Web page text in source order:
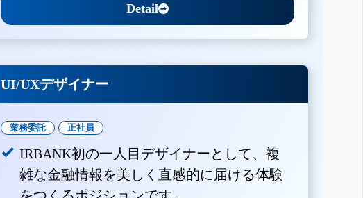
Detail
UI/UXデザイナー
業務委託 正社員
IRBANK初の一人目デザイナーとして、複
雑な金融情報を美しく直感的に届ける体験